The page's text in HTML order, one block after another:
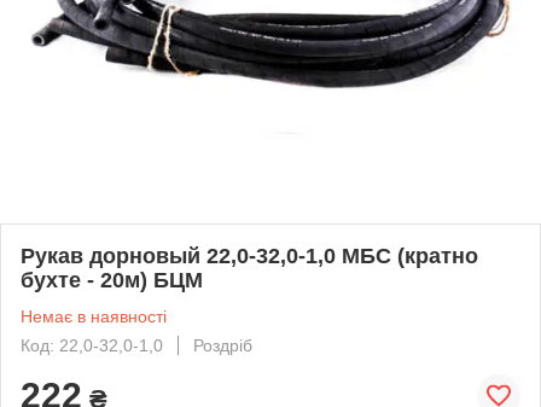
Рукав дорновый 22,0-32,0-1,0 МБС (кратно
бухте - 20м) БЦМ
Немає в наявності
Код: 22,0-32,0-1,0
Роздріб
222 ₴